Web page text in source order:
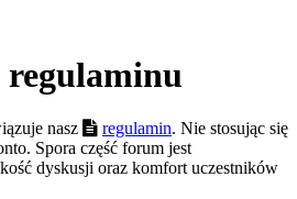
regulaminu
nasz regulamin. Nie stosując się
Spora część forum jest
dyskusji oraz komfort uczestników